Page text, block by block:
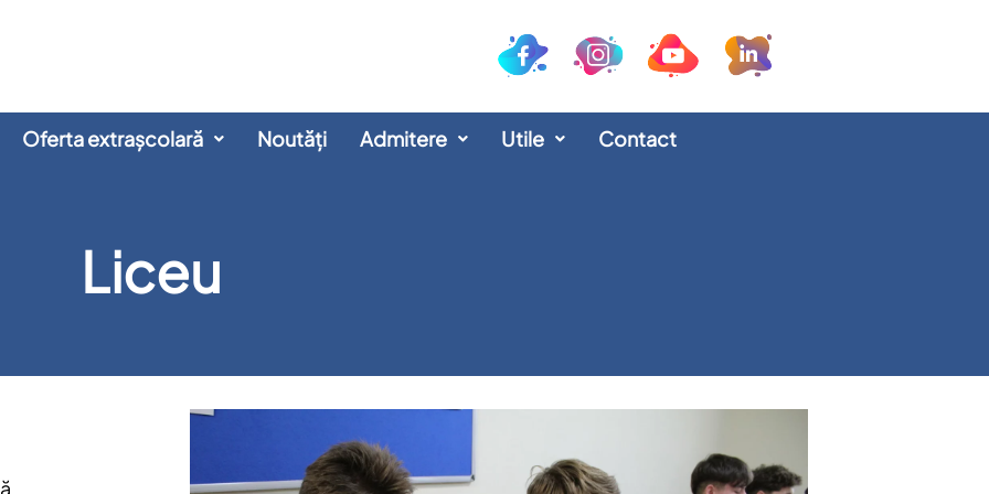
Oferta extrașcolară Noutăți Admitere Utile Contact
Liceu